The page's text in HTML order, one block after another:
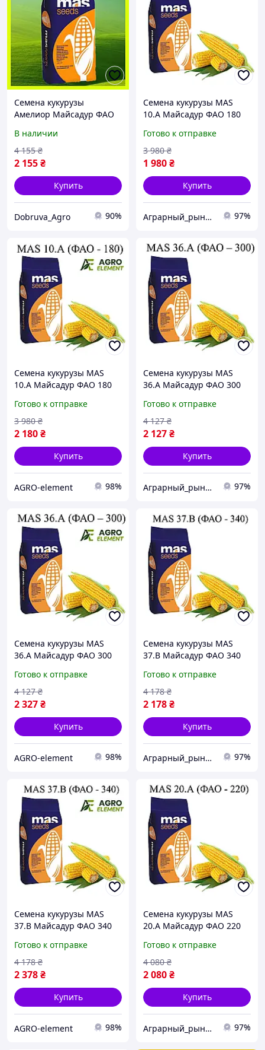
Семена кукурузы
Амелиор Майсадур ФАО
урожайности
В наличии
2 155₴
4 155 ₴
Купить
Dobruva_Agro 90%
Семена кукурузы MAS
10.A Майсадур ФАО 180
урожайности
Готово к отправке
1 980₴
3 980 ₴
Купить
Аграрный_рынок_удобрений_2025 97%
Семена кукурузы MAS
10.A Майсадур ФАО 180
урожайности
Готово к отправке
2 180₴
3 980 ₴
Купить
AGRO-element 98%
Семена кукурузы MAS
36.A Майсадур ФАО 300
урожайности
Готово к отправке
2 127₴
4 127 ₴
Купить
Аграрный_рынок_удобрений_2025 97%
Семена кукурузы MAS
36.A Майсадур ФАО 300
урожайности
Готово к отправке
2 327₴
4 127 ₴
Купить
AGRO-element 98%
Семена кукурузы MAS
37.В Майсадур ФАО 340
урожайности
Готово к отправке
2 178₴
4 178 ₴
Купить
Аграрный_рынок_удобрений_2025 97%
Семена кукурузы MAS
37.В Майсадур ФАО 340
урожайности
Готово к отправке
2 378₴
4 178 ₴
Купить
AGRO-element 98%
Семена кукурузы MAS
20.A Майсадур ФАО 220
урожайности
Готово к отправке
2 080₴
4 080 ₴
Купить
Аграрный_рынок_удобрений_2025 97%